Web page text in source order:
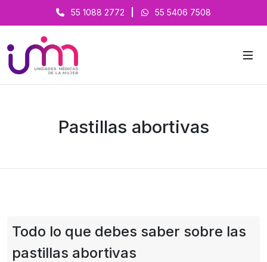
55 1088 2772 55 5406 7508
Pastillas abortivas
Todo lo que debes saber sobre las
pastillas abortivas